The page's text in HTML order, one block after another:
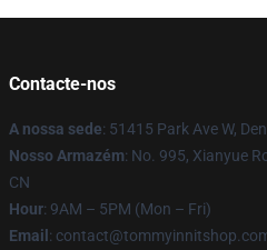
Contacte-nos
A nossa sede: 51415 Park Ave W,
Nosso Armazém: No. 995, Xianyue
CN
Hour: 9AM – 5PM (Mon – Fri)
Email :